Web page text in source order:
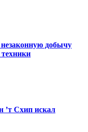
добычу
’т Схип искал